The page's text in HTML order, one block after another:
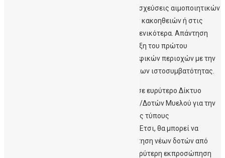
την εύρεση συμβατών δοτών στις μεταμοσχεύσεις αιμοποιητικών
κυττάρων για τη θεραπεία αιματολογικών κακοηθειών ή στις
επιτυχημένες μεταμοσχεύσεις οργάνων γενικότερα. Απάντηση
στο πρόβλημα αυτό δίνεται με την ανάπτυξη του πρώτου
ψηφιακού εργαλείου συσχέτισης γεωγραφικών περιοχών με την
κατανομή συγκεκριμένων γονιδιακών τύπων ιστοσυμβατότητας.
Η πληροφορία αυτή μπορεί να επεκταθεί σε ευρύτερο Δίκτυο
Δημόσιων Τραπεζών Ομφαλικού Αίματος/Δοτών Μυελού για την
ανάδειξη περιοχών με συχνούς ή σπάνιους τύπους
ιστοσυμβατότητας σε πραγματικό χρόνο. Έτσι, θα μπορεί να
υποστηριχθεί μια ορθολογικότερη αναζήτηση νέων δοτών από
συγκεκριμένες περιοχές, με σκοπό την ευρύτερη εκπροσώπηση